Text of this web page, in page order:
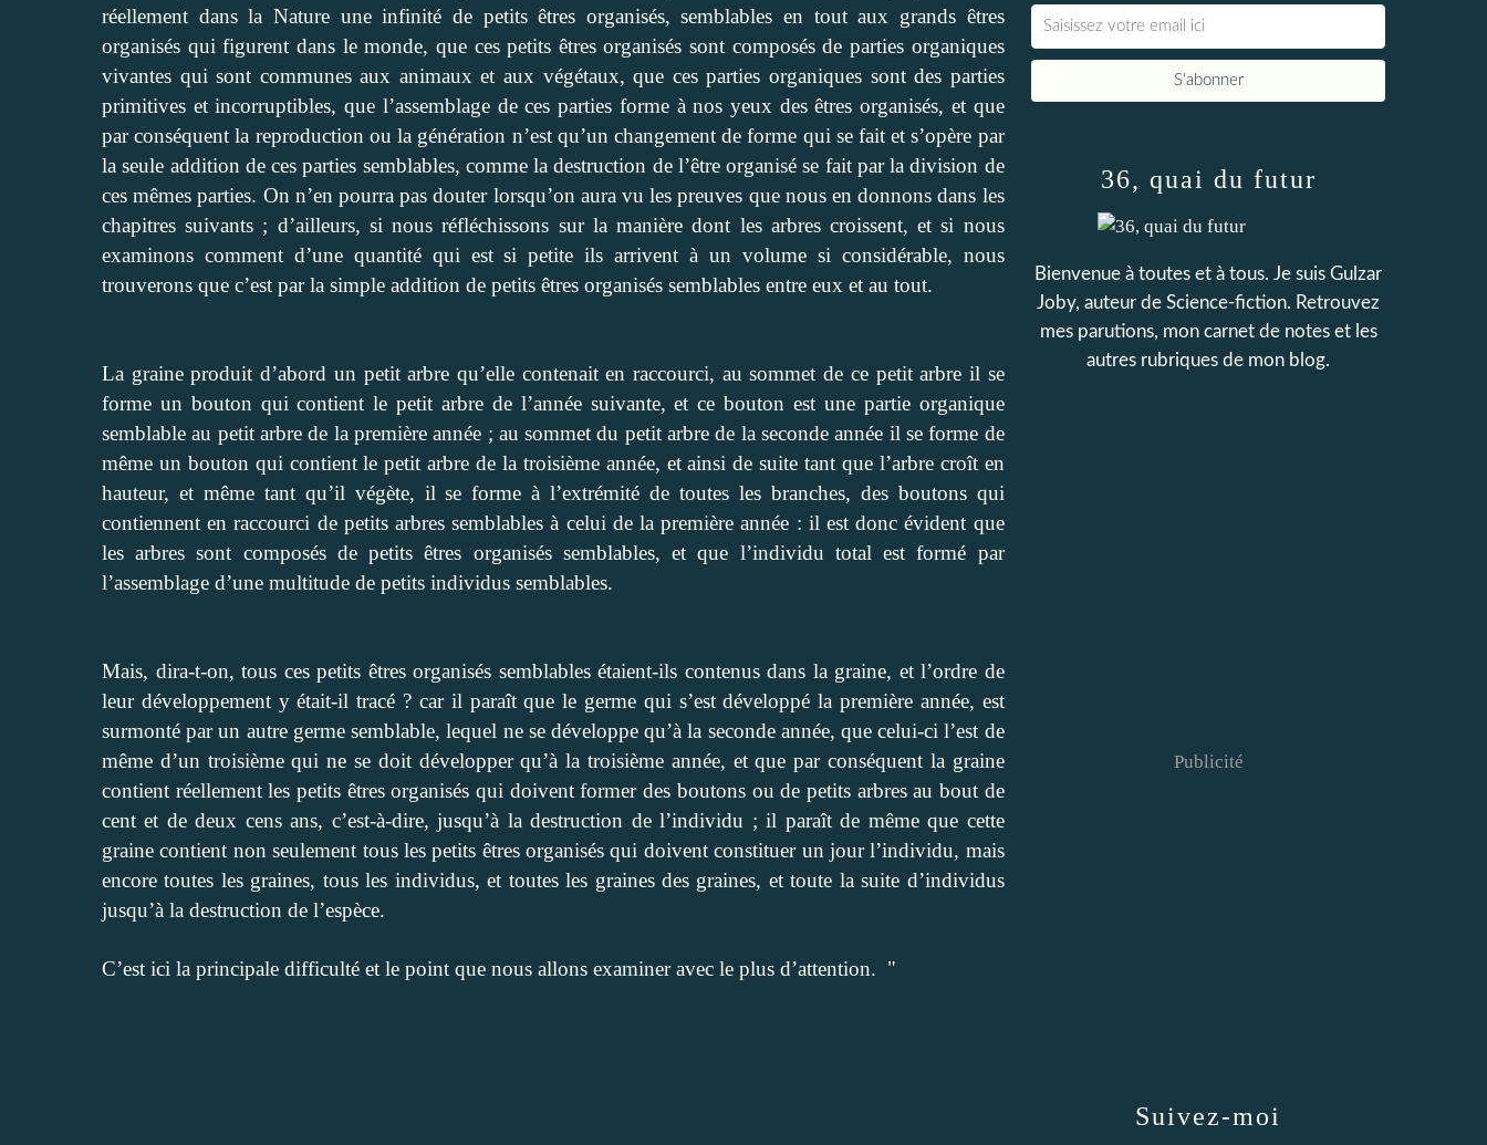
réellement dans la Nature une infinité de petits êtres organisés, semblables en tout aux grands êtres
organisés qui figurent dans le monde, que ces petits êtres organisés sont composés de parties organiques
vivantes qui sont communes aux animaux et aux végétaux, que ces parties organiques sont des parties
primitives et incorruptibles, que l’assemblage de ces parties forme à nos yeux des êtres organisés, et que
par conséquent la reproduction ou la génération n’est qu’un changement de forme qui se fait et s’opère par
la seule addition de ces parties semblables, comme la destruction de l’être organisé se fait par la division de
ces mêmes parties. On n’en pourra pas douter lorsqu’on aura vu les preuves que nous en donnons dans les
chapitres suivants ; d’ailleurs, si nous réfléchissons sur la manière dont les arbres croissent, et si nous
examinons comment d’une quantité qui est si petite ils arrivent à un volume si considérable, nous
trouverons que c’est par la simple addition de petits êtres organisés semblables entre eux et au tout.
La graine produit d’abord un petit arbre qu’elle contenait en raccourci, au sommet de ce petit arbre il se
forme un bouton qui contient le petit arbre de l’année suivante, et ce bouton est une partie organique
semblable au petit arbre de la première année ; au sommet du petit arbre de la seconde année il se forme de
même un bouton qui contient le petit arbre de la troisième année, et ainsi de suite tant que l’arbre croît en
hauteur, et même tant qu’il végète, il se forme à l’extrémité de toutes les branches, des boutons qui
contiennent en raccourci de petits arbres semblables à celui de la première année : il est donc évident que
les arbres sont composés de petits êtres organisés semblables, et que l’individu total est formé par
l’assemblage d’une multitude de petits individus semblables.
Mais, dira-t-on, tous ces petits êtres organisés semblables étaient-ils contenus dans la graine, et l’ordre de
leur développement y était-il tracé ? car il paraît que le germe qui s’est développé la première année, est
surmonté par un autre germe semblable, lequel ne se développe qu’à la seconde année, que celui-ci l’est de
même d’un troisième qui ne se doit développer qu’à la troisième année, et que par conséquent la graine
contient réellement les petits êtres organisés qui doivent former des boutons ou de petits arbres au bout de
cent et de deux cens ans, c’est-à-dire, jusqu’à la destruction de l’individu ; il paraît de même que cette
graine contient non seulement tous les petits êtres organisés qui doivent constituer un jour l’individu, mais
encore toutes les graines, tous les individus, et toutes les graines des graines, et toute la suite d’individus
jusqu’à la destruction de l’espèce.
C’est ici la principale difficulté et le point que nous allons examiner avec le plus d’attention. "
36, quai du futur
Bienvenue à toutes et à tous. Je suis Gulzar
Joby, auteur de Science-fiction. Retrouvez
mes parutions, mon carnet de notes et les
autres rubriques de mon blog.
Suivez-moi
Publicité